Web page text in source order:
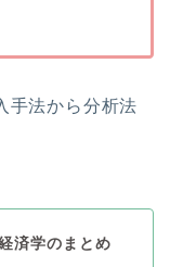
手法から分析法
済学のまとめ